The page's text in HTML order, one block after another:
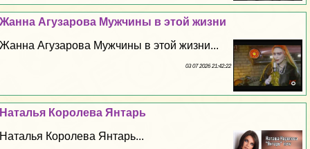
Жанна Агузарова Мужчины в этой жизни
Жанна Агузарова Мужчины в этой жизни...
03 07 2026 21:42:22
Наталья Королева Янтарь
Наталья Королева Янтарь...